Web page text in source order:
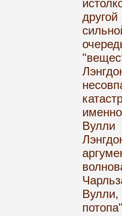
Вулли
Вулли,